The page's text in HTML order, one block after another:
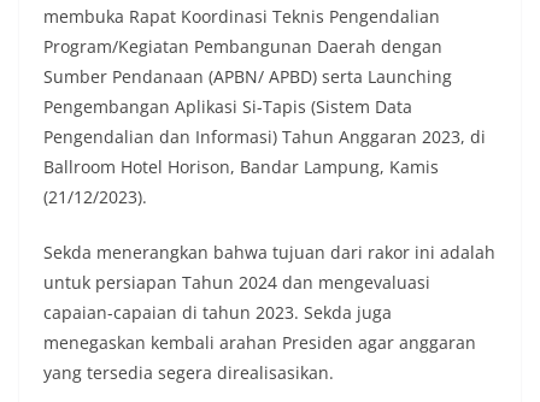
membuka Rapat Koordinasi Teknis Pengendalian
Program/Kegiatan Pembangunan Daerah dengan
Sumber Pendanaan (APBN/ APBD) serta Launching
Pengembangan Aplikasi Si-Tapis (Sistem Data
Pengendalian dan Informasi) Tahun Anggaran 2023, di
Ballroom Hotel Horison, Bandar Lampung, Kamis
(21/12/2023).
Sekda menerangkan bahwa tujuan dari rakor ini adalah
untuk persiapan Tahun 2024 dan mengevaluasi
capaian-capaian di tahun 2023. Sekda juga
menegaskan kembali arahan Presiden agar anggaran
yang tersedia segera direalisasikan.